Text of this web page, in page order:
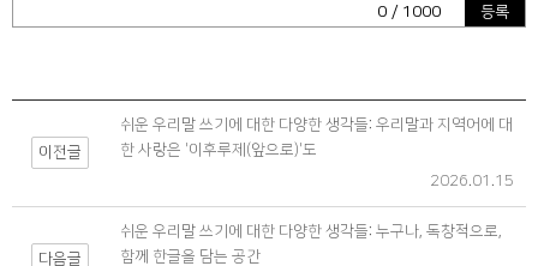
0 / 1000 등록
이전글
쉬운 우리말 쓰기에 대한 다양한 생각들: 우리말과 지역어에 대
한 사랑은 '이후루제(앞으로)'도
2026.01.15
다음글
쉬운 우리말 쓰기에 대한 다양한 생각들: 누구나, 독창적으로,
함께 한글을 담는 공간